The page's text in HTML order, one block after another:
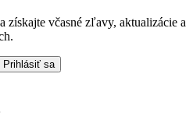
získajte včasné zľavy, aktualizácie a
Prihlásiť sa